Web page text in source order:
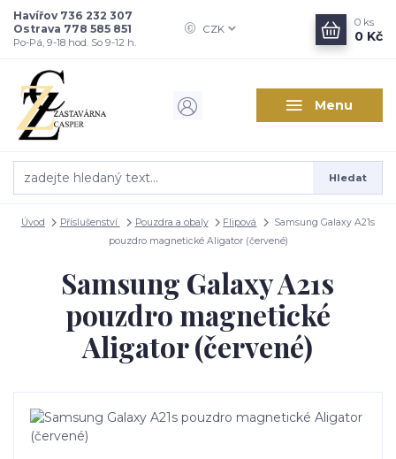
Menu
CZK
Hledat
Havířov 736 232 307
Ostrava 778 585 851
Po-Pá, 9-18 hod. So 9-12 h.
0 ks
0 Kč
Úvod Příslušenství Pouzdra a obaly Flipová
Samsung Galaxy A21s
pouzdro magnetické Aligator (červené)
Samsung Galaxy A21s
pouzdro magnetické
Aligator (červené)